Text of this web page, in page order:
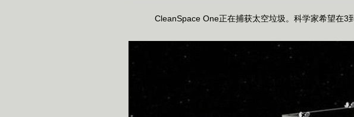
CleanSpace One正在捕获太空垃圾。科学家希望在3